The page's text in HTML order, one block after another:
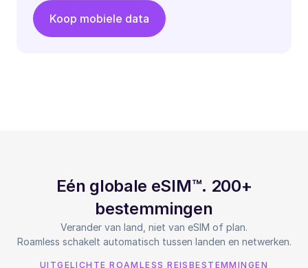
Koop mobiele data
Eén globale eSIM™. 200+
bestemmingen
Verander van land, niet van eSIM of plan.
Roamless schakelt automatisch tussen landen en netwerken.
UITGELICHTE ROAMLESS REISBESTEMMINGEN